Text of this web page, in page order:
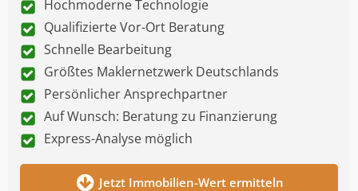
Hochmoderne Technologie
Qualifizierte Vor-Ort Beratung
Schnelle Bearbeitung
Größtes Maklernetzwerk Deutschlands
Persönlicher Ansprechpartner
Auf Wunsch: Beratung zu Finanzierung
Express-Analyse möglich
Jetzt Immobilien-Wert ermitteln